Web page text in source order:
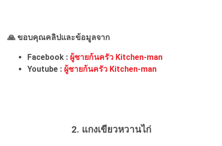
🙏 ขอบคุณคลิปและข้อมูลจาก
Facebook : ผู้ชายก้นครัว Kitchen-man
Youtube : ผู้ชายก้นครัว Kitchen-man
2. แกงเขียวหวานไก่